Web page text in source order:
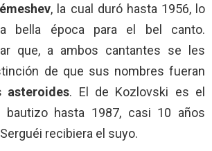
, la cual duró hasta 1956, lo
bella época para el bel canto.
que, a ambos cantantes se les
de que sus nombres fueran
asteroides. El de Kozlovski es el
hasta 1987, casi 10 años
recibiera el suyo.